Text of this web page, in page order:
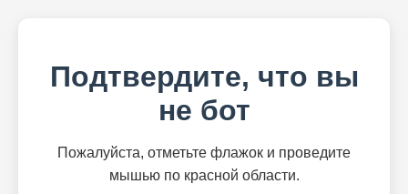
Подтвердите, что вы
не бот
Пожалуйста, отметьте флажок и проведите
мышью по красной области.